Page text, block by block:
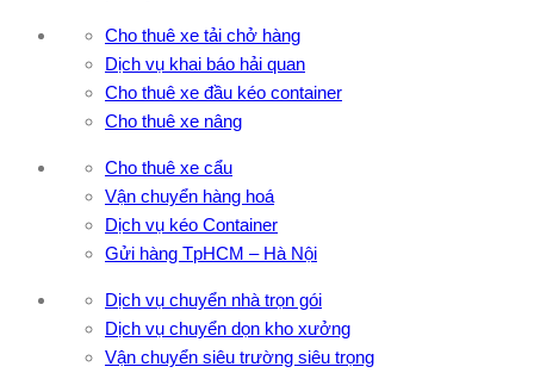
Cho thuê xe tải chở hàng
Dịch vụ khai báo hải quan
Cho thuê xe đầu kéo container
Cho thuê xe nâng
Cho thuê xe cẩu
Vận chuyển hàng hoá
Dịch vụ kéo Container
Gửi hàng TpHCM – Hà Nội
Dịch vụ chuyển nhà trọn gói
Dịch vụ chuyển dọn kho xưởng
Vận chuyển siêu trường siêu trọng